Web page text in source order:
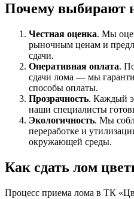
Почему выбирают
Честная оценка. Мы
рыночным ценам и
сдачи.
Оперативная оплата.
сдачи лома — мы
способы оплаты.
Прозрачность. Каждый
наши специалисты
Экологичность. Мы
переработке и
окружающей среды.
Как сдать лом
Процесс приема лома в ТК